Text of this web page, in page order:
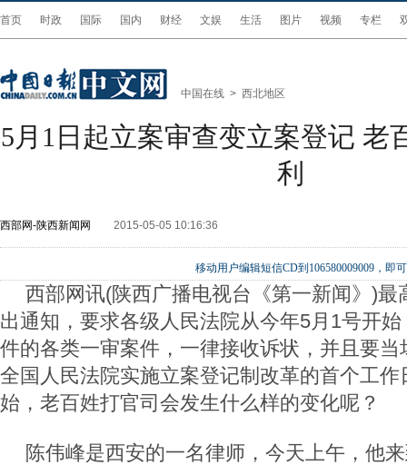
首页 时政 国际 国内 财经 文娱 生活 图片 视频 专栏
中国在线 > 西北地区
5月1日起立案审查变立案登记 老
利
西部网-陕西新闻网 2015-05-05 10:16:36
移动用户编辑短信CD到106580009009，即
西部网讯(陕西广播电视台《第一新闻》)最
出通知，要求各级人民法院从今年5月1号开
件的各类一审案件，一律接收诉状，并且要
全国人民法院实施立案登记制改革的首个工
始，老百姓打官司会发生什么样的变化呢？
陈伟峰是西安的一名律师，今天上午，他